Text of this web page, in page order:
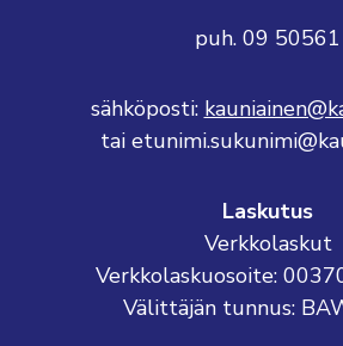
puh. 09 50561
sähköposti:
tai
Laskutus
Verkkolaskut
Verkkolaskuosoite:
Välittäjän tunnus: